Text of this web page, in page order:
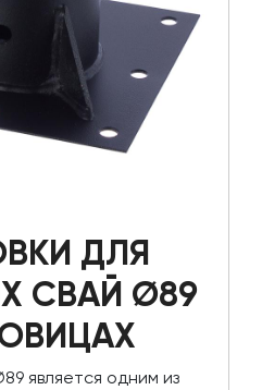
ДЛЯ
СВАЙ Ø89
является одним из